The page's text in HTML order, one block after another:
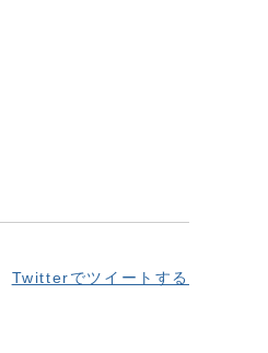
Twitterでツイートする